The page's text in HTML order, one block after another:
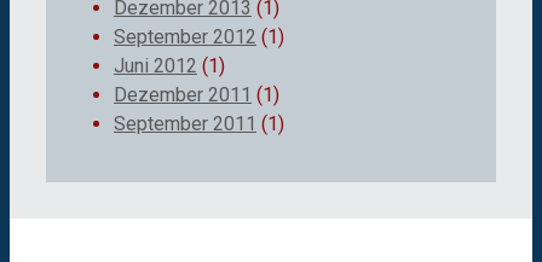
Dezember 2013 (1)
September 2012 (1)
Juni 2012 (1)
Dezember 2011 (1)
September 2011 (1)